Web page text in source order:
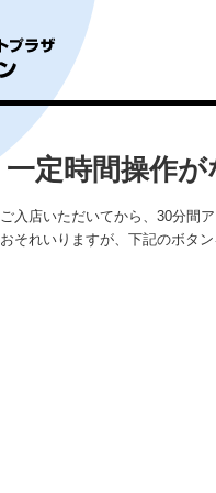
一定時間操作
ご入店いただいてから、30分間
おそれいりますが、下記のボタ